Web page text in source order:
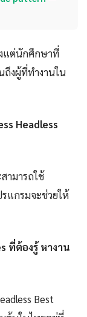
แต่นักศึกษาที่
ถึงผู้ที่ทำงานใน
Headless
ามารถใช้
แกรมจะช่วยให้
ที่ต้องรู้ หางาน
Best